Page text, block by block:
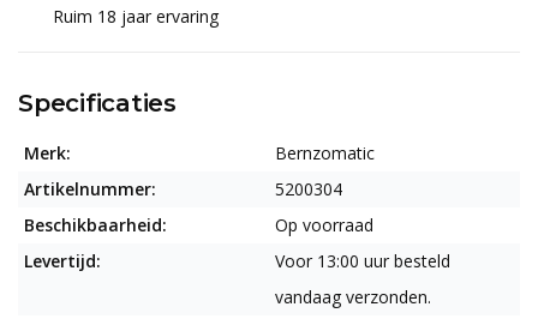
Ruim 18 jaar ervaring
Specificaties
Merk:
Bernzomatic
Artikelnummer:
5200304
Beschikbaarheid:
Op voorraad
Levertijd:
Voor 13:00 uur besteld
vandaag verzonden.